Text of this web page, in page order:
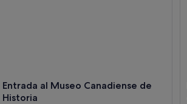
Entrada al Museo Canadiense de
Historia